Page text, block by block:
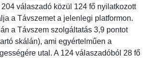
válaszadó közül 124 fő nyilatkozott
a Távszemet a jelenlegi platformon.
a Távszem szolgáltatás 3,9 pontot
skálán), ami egyértelműen a
utal. A 124 válaszadóból 28 fő